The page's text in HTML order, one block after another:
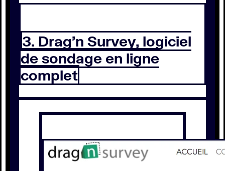
3. Drag’n Survey, logiciel
de sondage en ligne
complet